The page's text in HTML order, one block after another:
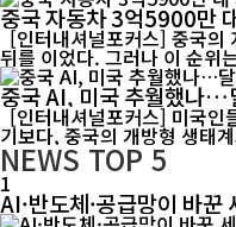
중국 자동차 3억5900만
[인터내셔널포커스] 중국의
뒤를 이었다. 그러나 이 순위
중국 AI, 미국 추월했나…
[인터내셔널포커스] 미국인
기보다, 중국의 개방형 생태
NEWS TOP 5
1
AI·반도체·공급망이 바